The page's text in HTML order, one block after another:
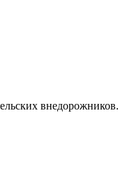
внедорожников.